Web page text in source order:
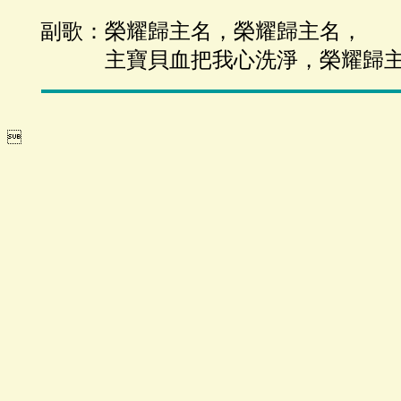
副歌：榮耀歸主名，榮耀歸主名，
主寶貝血把我心洗淨，榮耀歸
